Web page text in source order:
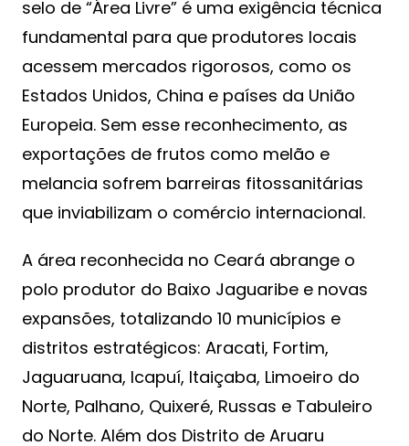
selo de “Área Livre” é uma exigência técnica
fundamental para que produtores locais
acessem mercados rigorosos, como os
Estados Unidos, China e países da União
Europeia. Sem esse reconhecimento, as
exportações de frutos como melão e
melancia sofrem barreiras fitossanitárias
que inviabilizam o comércio internacional.
A área reconhecida no Ceará abrange o
polo produtor do Baixo Jaguaribe e novas
expansões, totalizando 10 municípios e
distritos estratégicos: Aracati, Fortim,
Jaguaruana, Icapuí, Itaiçaba, Limoeiro do
Norte, Palhano, Quixeré, Russas e Tabuleiro
do Norte. Além dos Distrito de Aruaru